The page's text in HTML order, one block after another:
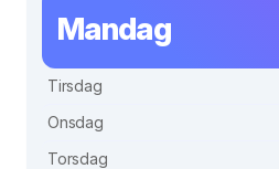
Mandag
Tirsdag
Onsdag
Torsdag